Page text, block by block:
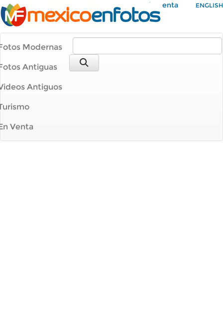
Mi Cuenta ENGLISH
Modernas
Antiguas
Antiguos
Venta